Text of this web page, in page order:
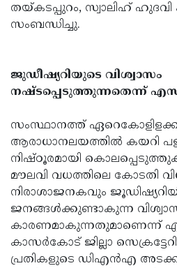
തയ്കടപ്പുറം, സ്വാലിഹ് ഹുദവി
സംബന്ധിച്ചു.
ജുഡീഷ്യറിയുടെ വിശ്വാസം
നഷ്ടപ്പെടുത്തുന്നതെന്ന്
സംസ്ഥാനത്ത്
ആരാധാനലയത്തിൽ കയറി
നിഷ്ഠൂരമായി
മൗലവി വധത്തിലെ കോടതി
നിരാശാജനകവും
ജനങ്ങൾക്കുണ്ടാകുന്ന
കാരണമാകുന്നതുമാണെന്ന്
കാസർകോട് ജില്ലാ
പ്രതികളുടെ ഡിഎൻഎ